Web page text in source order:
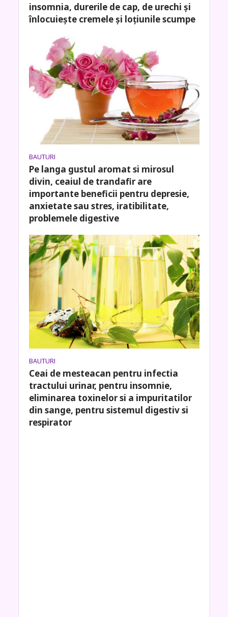
insomnia, durerile de cap, de urechi și
înlocuiește cremele și loțiunile scumpe
BAUTURI
Pe langa gustul aromat si mirosul
divin, ceaiul de trandafir are
importante beneficii pentru depresie,
anxietate sau stres, iratibilitate,
problemele digestive
BAUTURI
Ceai de mesteacan pentru infectia
tractului urinar, pentru insomnie,
eliminarea toxinelor si a impuritatilor
din sange, pentru sistemul digestiv si
respirator